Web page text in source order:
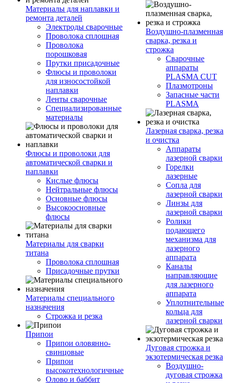
Материалы для наплавки и
ремонта деталей
Электроды сварочные
Проволока сплошная
Проволока
порошковая
Прутки присадочные
Флюсы и проволоки
для износостойкой
наплавки
Ленты сварочные
Специализированные
материалы
Флюсы и проволоки для
автоматической сварки и
наплавки
Кислые флюсы
Нейтральные флюсы
Основные флюсы
Высокоосновные
флюсы
Материалы для сварки
титана
Проволока сплошная
Присадочные прутки
Материалы специального
назначения
Строжка и резка
Припои
Припои оловянно-
свинцовые
Припои
высокотехнологичные
Олово и баббит
Воздушно-плазменная
сварка, резка и
строжка
Сварочные
аппараты
PLASMA CUT
Плазмотроны
Запасные части
PLASMA
Лазерная сварка, резка
и очистка
Аппараты
лазерной сварки
Горелки
лазерные
Сопла для
лазерной сварки
Линзы для
лазерной сварки
Ролики
подающего
механизма для
лазерного
аппарата
Каналы
направляющие
для лазерного
аппарата
Уплотнительные
кольца для
лазерной сварки
Дуговая строжка и
экзотермическая резка
Воздушно-
дуговая строжка